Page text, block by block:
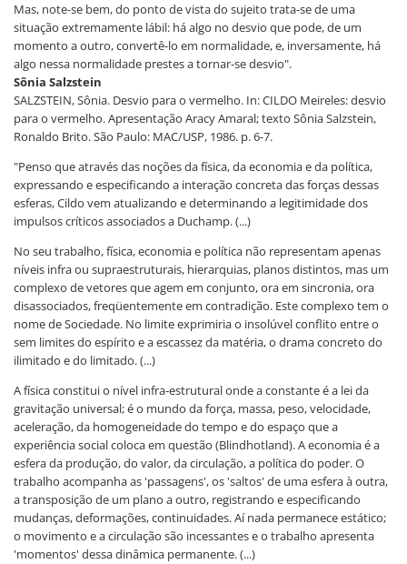
Mas, note-se bem, do ponto de vista do sujeito trata-se de uma
situação extremamente lábil: há algo no desvio que pode, de um
momento a outro, convertê-lo em normalidade, e, inversamente, há
algo nessa normalidade prestes a tornar-se desvio".
Sônia Salzstein
SALZSTEIN, Sônia. Desvio para o vermelho. In: CILDO Meireles: desvio
para o vermelho. Apresentação Aracy Amaral; texto Sônia Salzstein,
Ronaldo Brito. São Paulo: MAC/USP, 1986. p. 6-7.
"Penso que através das noções da física, da economia e da política,
expressando e especificando a interação concreta das forças dessas
esferas, Cildo vem atualizando e determinando a legitimidade dos
impulsos críticos associados a Duchamp. (...)
No seu trabalho, física, economia e política não representam apenas
níveis infra ou supraestruturais, hierarquias, planos distintos, mas um
complexo de vetores que agem em conjunto, ora em sincronia, ora
disassociados, freqüentemente em contradição. Este complexo tem o
nome de Sociedade. No limite exprimiria o insolúvel conflito entre o
sem limites do espírito e a escassez da matéria, o drama concreto do
ilimitado e do limitado. (...)
A física constitui o nível infra-estrutural onde a constante é a lei da
gravitação universal; é o mundo da força, massa, peso, velocidade,
aceleração, da homogeneidade do tempo e do espaço que a
experiência social coloca em questão (Blindhotland). A economia é a
esfera da produção, do valor, da circulação, a política do poder. O
trabalho acompanha as 'passagens', os 'saltos' de uma esfera à outra,
a transposição de um plano a outro, registrando e especificando
mudanças, deformações, continuidades. Aí nada permanece estático;
o movimento e a circulação são incessantes e o trabalho apresenta
'momentos' dessa dinâmica permanente. (...)